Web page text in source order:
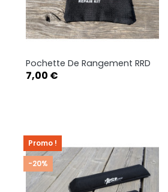
 Aperçu rapide
Pochette De Rangement RRD
Prix
7,00 €
Promo !
-20%